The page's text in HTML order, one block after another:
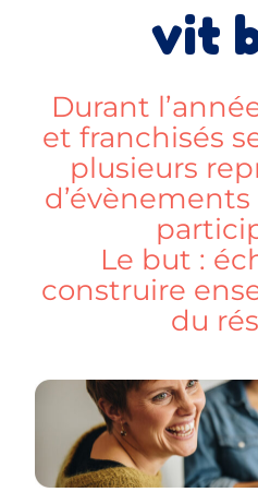
vit
Durant
et franchisés
plusieurs
Le but :
construire
du